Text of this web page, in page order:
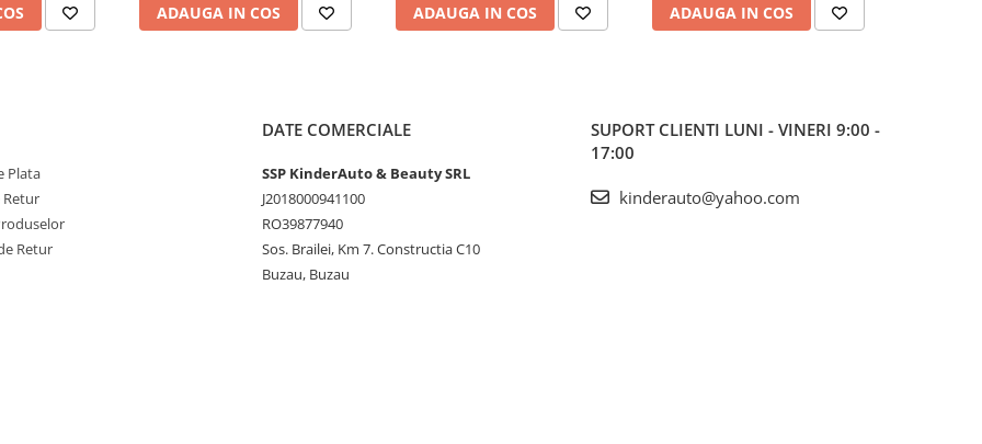
ADAUGA IN COS ADAUGA IN COS ADAUGA IN COS
Plata
Retur
Retur
DATE COMERCIALE
SSP KinderAuto & Beauty SRL
J2018000941100
RO39877940
Sos. Brailei, Km 7. Constructia C10
Buzau, Buzau
SUPORT CLIENTI LUNI - VINERI 9:00 -
17:00
kinderauto@yahoo.com